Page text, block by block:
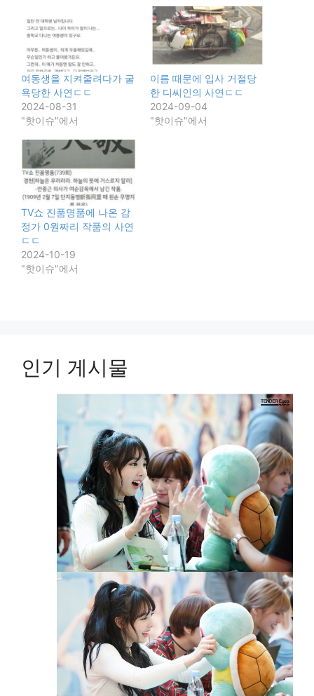
여동생을 지켜줄려다가 굴
욕당한 사연ㄷㄷ
2024-08-31
"핫이슈"에서
이름 때문에 입사 거절당
한 디씨인의 사연ㄷㄷ
2024-09-04
"핫이슈"에서
TV쇼 진품명품에 나온 감
정가 0원짜리 작품의 사연
ㄷㄷ
2024-10-19
"핫이슈"에서
인기 게시물